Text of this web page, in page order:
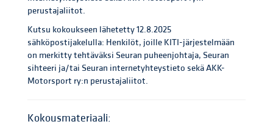
perustajaliitot.
Kutsu kokoukseen lähetetty 12.8.2025
sähköpostijakelulla: Henkilöt, joille KITI-järjestelmään
on merkitty tehtäväksi Seuran puheenjohtaja, Seuran
sihteeri ja/tai Seuran internetyhteystieto sekä AKK-
Motorsport ry:n perustajaliitot.
Kokousmateriaali: